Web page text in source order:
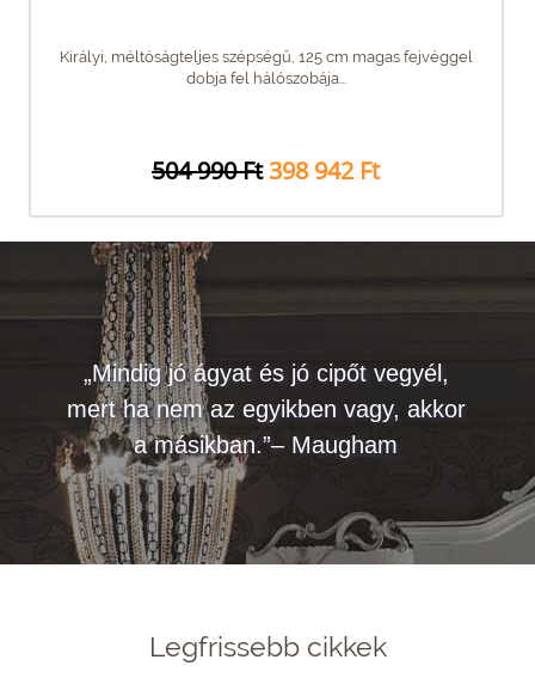
Királyi, méltóságteljes szépségű, 125 cm magas fejvéggel
dobja fel hálószobája...
504 990 Ft 398 942 Ft
„Mindig jó ágyat és jó cipőt vegyél,
mert ha nem az egyikben vagy, akkor
a másikban.”– Maugham
Legfrissebb cikkek